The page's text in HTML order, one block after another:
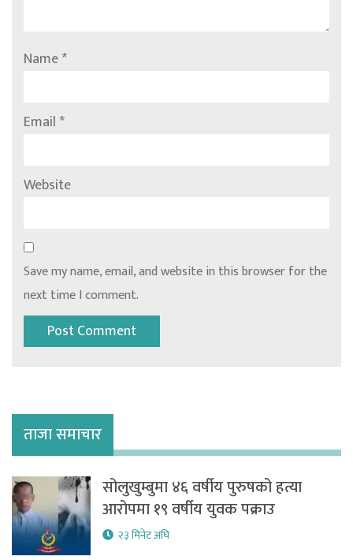
Name*
Email*
Website
Save my name, email, and website in this browser for the
next time I comment.
ताजा समाचार
सोलुखुम्बुमा ४६ वर्षीय पुरुषको हत्या
आरोपमा १९ वर्षीय युवक पक्राउ
२३ मिनेट अघि